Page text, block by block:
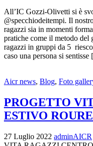
All’IC Gozzi-Olivetti si è
@specchiodeitempi. Il
ragazzi sia in momenti
pratiche come il metodo del
ragazzi in gruppi da 5
caso una persona si
Aicr news, Blog, Foto
PROGETTO
ESTIVO
27 Luglio 2022 adminAICR